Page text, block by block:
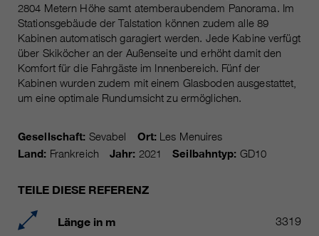
2804 Metern Höhe samt atemberaubendem Panorama. Im
Stationsgebäude der Talstation können zudem alle 89
Kabinen automatisch garagiert werden. Jede Kabine verfügt
über Skiköcher an der Außenseite und erhöht damit den
Komfort für die Fahrgäste im Innenbereich. Fünf der
Kabinen wurden zudem mit einem Glasboden ausgestattet,
um eine optimale Rundumsicht zu ermöglichen.
Gesellschaft: Sevabel Ort: Les Menuires
Land: Frankreich Jahr: 2021 Seilbahntyp: GD10
TEILE DIESE REFERENZ
Länge in m 3319
Zweck
Wird verwendet, um vor Spam zu
schützen, welches durch Spam-
Bots verursacht wird.
Anbieter sgalinski Cookie Opt In
Name
_ga, _gid, _gat, __utma, __utmb,
__utmc, __utmd, __utmz
Anbieter Google Analytics
Mehrere - variieren zwischen 2
kürzer.
verschiedene Arten von
sammeln, einschließlich
Cookie-Informationen